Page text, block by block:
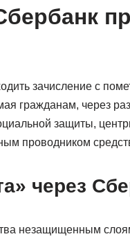
зачисление с
гражданам, через
защиты,
проводником
через
незащищенным